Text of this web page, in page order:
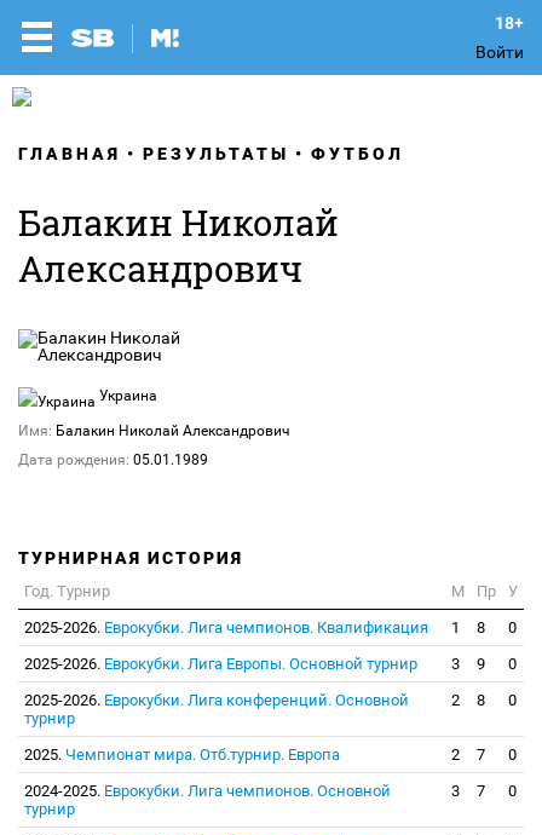
Войти
ГЛАВНАЯ РЕЗУЛЬТАТЫ ФУТБОЛ
Балакин Николай
Александрович
Украина
Имя: Балакин Николай Александрович
Дата рождения: 05.01.1989
ТУРНИРНАЯ ИСТОРИЯ
Год. Турнир М Пр
У
2025-2026. Еврокубки. Лига чемпионов. Квалификация 1 8
0
2025-2026. Еврокубки. Лига Европы. Основной турнир 3 9
0
2025-2026. Еврокубки. Лига конференций. Основной
турнир
2 8 0
2025. Чемпионат мира. Отб.турнир. Европа 2 7
0
2024-2025. Еврокубки. Лига чемпионов. Основной
турнир
3 7 0